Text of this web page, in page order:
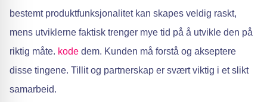
bestemt produktfunksjonalitet kan skapes veldig raskt,
mens utviklerne faktisk trenger mye tid på å utvikle den på
riktig måte. kode dem. Kunden må forstå og akseptere
disse tingene. Tillit og partnerskap er svært viktig i et slikt
samarbeid.